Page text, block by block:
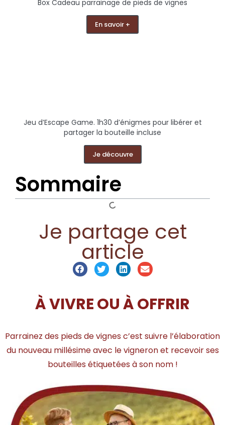
Box Cadeau parrainage de pieds de vignes
En savoir +
Jeu d’Escape Game. 1h30 d’énigmes pour libérer et
partager la bouteille incluse
Je découvre
Sommaire
Je partage cet
article
À VIVRE OU À OFFRIR
Parrainez des pieds de vignes c’est suivre l’élaboration
du nouveau millésime avec le vigneron et recevoir ses
bouteilles étiquetées à son nom !